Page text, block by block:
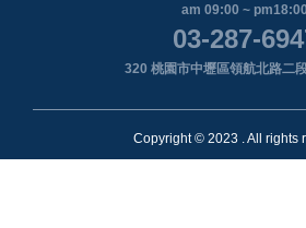
am 09:00 ~ pm18:00
03-287-
320 桃園市中壢區領航北路二
Copyright © 2023 . All rights